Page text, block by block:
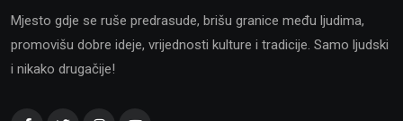
Mjesto gdje se ruše predrasude, brišu granice među ljudima,
promovišu dobre ideje, vrijednosti kulture i tradicije. Samo ljudski
i nikako drugačije!